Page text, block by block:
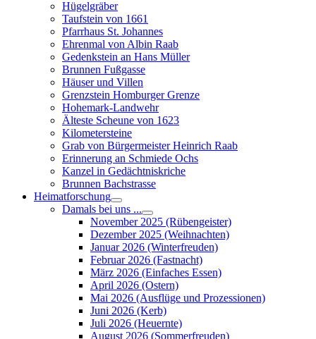
Hügelgräber
Taufstein von 1661
Pfarrhaus St. Johannes
Ehrenmal von Albin Raab
Gedenkstein an Hans Müller
Brunnen Fußgasse
Häuser und Villen
Grenzstein Homburger Grenze
Hohemark-Landwehr
Älteste Scheune von 1623
Kilometersteine
Grab von Bürgermeister Heinrich Raab
Erinnerung an Schmiede Ochs
Kanzel in Gedächtniskriche
Brunnen Bachstrasse
Heimatforschung
Damals bei uns ...
November 2025 (Rübengeister)
Dezember 2025 (Weihnachten)
Januar 2026 (Winterfreuden)
Februar 2026 (Fastnacht)
März 2026 (Einfaches Essen)
April 2026 (Ostern)
Mai 2026 (Ausflüge und Prozessionen)
Juni 2026 (Kerb)
Juli 2026 (Heuernte)
August 2026 (Sommerfreuden)